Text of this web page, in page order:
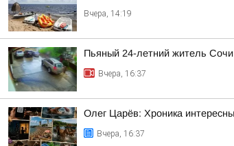
Вчера, 14:19
Пьяный 24-летний житель
Вчера, 16:37
Олег Царёв: Хроника
Вчера, 16:37